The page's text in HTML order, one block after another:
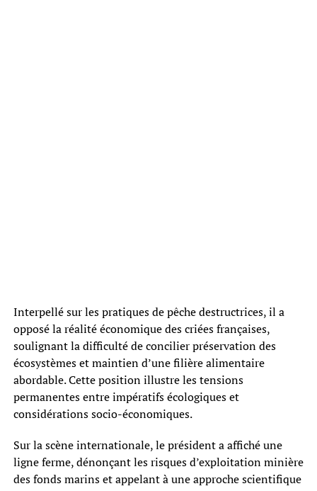
Interpellé sur les pratiques de pêche destructrices, il a
opposé la réalité économique des criées françaises,
soulignant la difficulté de concilier préservation des
écosystèmes et maintien d’une filière alimentaire
abordable. Cette position illustre les tensions
permanentes entre impératifs écologiques et
considérations socio-économiques.
Sur la scène internationale, le président a affiché une
ligne ferme, dénonçant les risques d’exploitation minière
des fonds marins et appelant à une approche scientifique